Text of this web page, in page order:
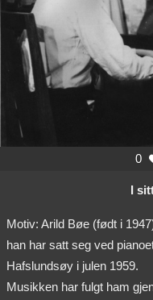
0
I
Motiv: Arild Bøe (født i
han har satt seg ved
Hafslundsøy i julen 1959.
Musikken har fulgt ham